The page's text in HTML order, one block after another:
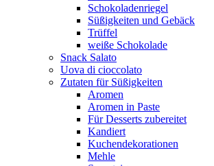
Schokoladenriegel
Süßigkeiten und Gebäck
Trüffel
weiße Schokolade
Snack Salato
Uova di cioccolato
Zutaten für Süßigkeiten
Aromen
Aromen in Paste
Für Desserts zubereitet
Kandiert
Kuchendekorationen
Mehle